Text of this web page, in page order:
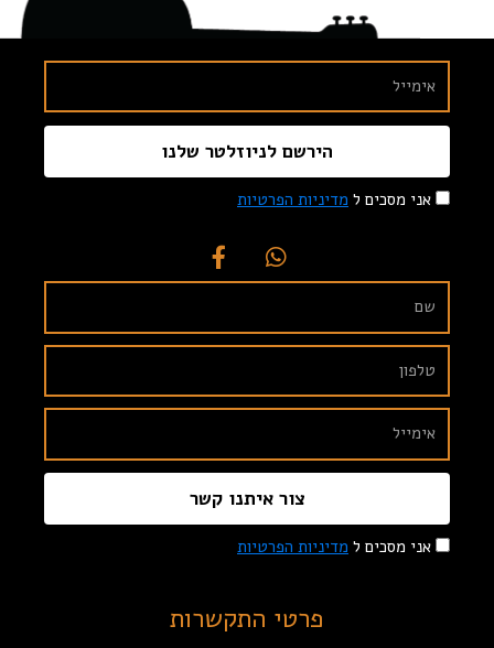
אני מסכים ל מדיניות הפרטיות
הירשם לניוזלטר שלנו
אני מסכים ל מדיניות הפרטיות
צור איתנו קשר
פרטי התקשרות